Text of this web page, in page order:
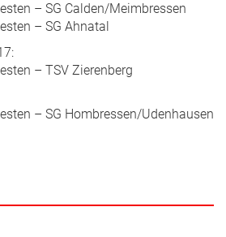
– SG Calden/Meimbressen
– SG Ahnatal
– TSV Zierenberg
– SG Hombressen/Udenhausen